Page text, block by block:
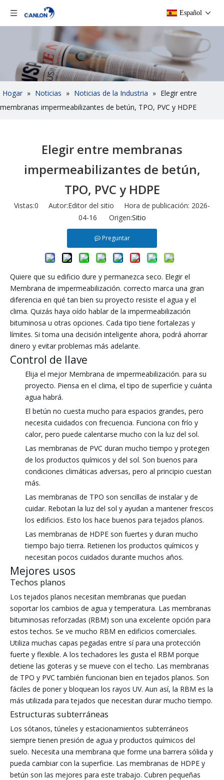
Español
Hogar » Noticias » Noticias de la Industria » Elegir entre
membranas impermeabilizantes de betún, TPO, PVC y HDPE
Elegir entre membranas
impermeabilizantes de betún,
TPO, PVC y HDPE
Vistas:0 Autor:Editor del sitio Hora de publicación: 2026-
04-16 Origen:Sitio
Preguntar
Quiere que su edificio dure y permanezca seco. Elegir el
Membrana de impermeabilización. correcto marca una gran
diferencia en qué tan bien su proyecto resiste el agua y el
clima. Quizás haya oído hablar de la impermeabilización
bituminosa u otras opciones. Cada tipo tiene fortalezas y
límites. Si toma una decisión inteligente ahora, podrá ahorrar
dinero y evitar problemas más adelante.
Control de llave
Elija el mejor Membrana de impermeabilización. para su
proyecto. Piensa en el clima, el tipo de superficie y cuánta
agua habrá.
El betún no cuesta mucho para espacios grandes, pero
necesita cuidados con frecuencia. Funciona con frío y
calor, pero puede calentarse mucho con la luz del sol.
Las membranas de PVC duran mucho tiempo y protegen
de los productos químicos y del sol. Son buenos para
condiciones climáticas adversas, pero al principio cuestan
más.
Las membranas de TPO son sencillas de instalar y de
cuidar. Rebotan la luz del sol y ayudan a mantener frescos
los edificios. Esto los hace buenos para tejados planos.
Las membranas de HDPE son fuertes y duran mucho
tiempo bajo tierra. Retienen los productos químicos y
necesitan pocos cuidados durante muchos años.
Mejores usos
Techos planos
Los tejados planos necesitan membranas que puedan
soportar los cambios de agua y temperatura. Las membranas
bituminosas reforzadas (RBM) son una excelente opción para
estos techos. Se ve mucho RBM en edificios comerciales.
Utiliza muchas capas pegadas entre sí para una protección
fuerte y flexible. A los techadores les gusta el RBM porque
detiene las goteras y se mueve con el techo. Las membranas
de TPO y PVC también funcionan bien en tejados planos. Son
fáciles de poner y bloquean los rayos UV. Aun así, la RBM es la
más utilizada para tejados que necesitan durar mucho tiempo.
Estructuras subterráneas
Los sótanos, túneles y estacionamientos subterráneos
siempre tienen presión de agua y productos químicos del
suelo. Necesita una membrana que forme una barrera sólida y
pueda cambiar con la superficie. Las membranas de HDPE y
betún son las mejores para este trabajo. Cubren pequeñas